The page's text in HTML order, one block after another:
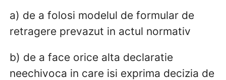
a) de a folosi modelul de formular de
retragere prevazut in actul normativ
b) de a face orice alta declaratie
neechivoca in care isi exprima decizia de